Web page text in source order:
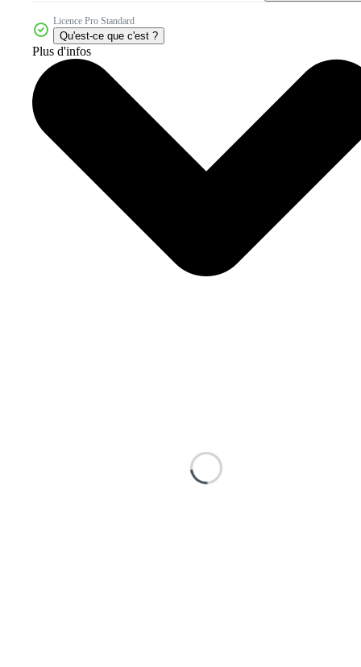
Licence Pro Standard
Qu'est-ce que c'est ?
Plus d'infos